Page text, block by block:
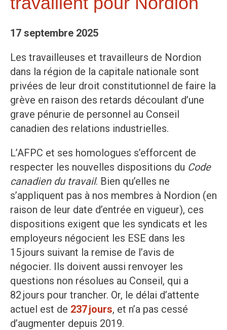
17 septembre 2025
Les travailleuses et travailleurs de Nordion
dans la région de la capitale nationale sont
privées de leur droit constitutionnel de faire la
grève en raison des retards découlant d’une
grave pénurie de personnel au Conseil
canadien des relations industrielles.
L’AFPC et ses homologues s’efforcent de
respecter les nouvelles dispositions du Code
canadien du travail. Bien qu’elles ne
s’appliquent pas à nos membres à Nordion (en
raison de leur date d’entrée en vigueur), ces
dispositions exigent que les syndicats et les
employeurs négocient les ESE dans les
15 jours suivant la remise de l’avis de
négocier. Ils doivent aussi renvoyer les
questions non résolues au Conseil, qui a
82 jours pour trancher. Or, le délai d’attente
actuel est de 237 jours, et n’a pas cessé
d’augmenter depuis 2019.